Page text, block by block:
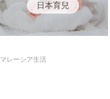
日本育兒
マレーシア生活